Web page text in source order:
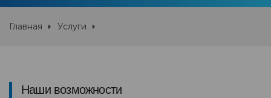
Главная Услуги
Наши возможности